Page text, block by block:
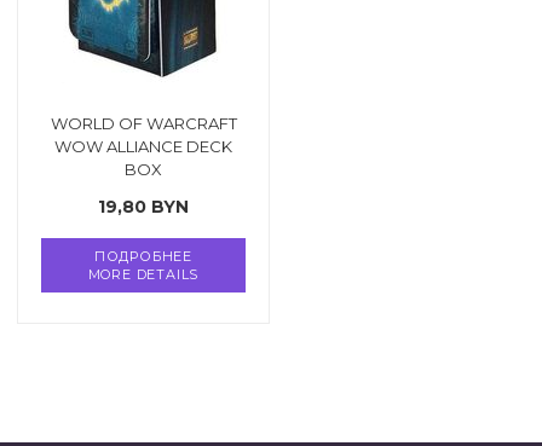
игры
WORLD OF WARCRAFT
WOW ALLIANCE DECK
BOX
19,80 BYN
ПОДРОБНЕЕ
MORE DETAILS